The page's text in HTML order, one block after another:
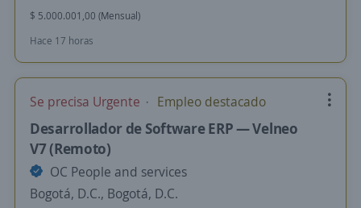
$ 5.000.001,00 (Mensual)
Hace 17 horas
Se precisa Urgente Empleo destacado
Desarrollador de Software ERP — Velneo
V7 (Remoto)
OC People and services
Bogotá, D.C., Bogotá, D.C.